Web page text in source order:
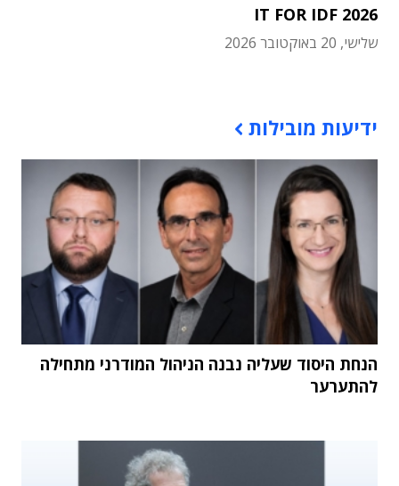
IT FOR IDF 2026
שלישי, 20 באוקטובר 2026
ידיעות מובילות
הנחת היסוד שעליה נבנה הניהול המודרני מתחילה
להתערער